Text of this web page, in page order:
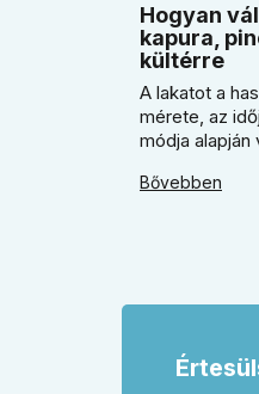
Hogyan
kapura,
kültérre
A lakatot a
mérete, az
módja alapján
mikor
használatban.
Bővebben